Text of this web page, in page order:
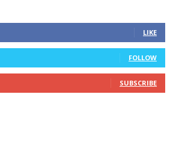
LIKE
FOLLOW
SUBSCRIBE